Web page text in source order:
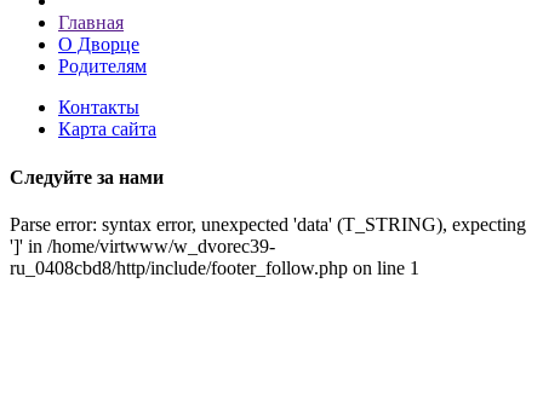
Главная
О Дворце
Родителям
Контакты
Карта сайта
Следуйте за нами
Parse error: syntax error, unexpected 'data' (T_STRING), expecting
']' in /home/virtwww/w_dvorec39-
ru_0408cbd8/http/include/footer_follow.php on line 1